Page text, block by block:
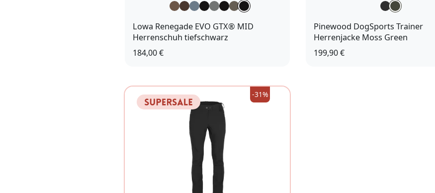
Lowa Renegade EVO GTX® MID
Herrenschuh tiefschwarz
184,00 €
Pinewood DogSports Trainer
Herrenjacke Moss Green
199,90 €
-31%